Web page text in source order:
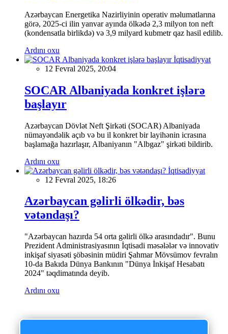
Azərbaycan Energetika Nazirliyinin operativ məlumatlarına
görə, 2025-ci ilin yanvar ayında ölkədə 2,3 milyon ton neft
(kondensatla birlikdə) və 3,9 milyard kubmetr qaz hasil edilib.
Ardını oxu
İqtisadiyyat
12 Fevral 2025, 20:04
SOCAR Albaniyada konkret işlərə
başlayır
Azərbaycan Dövlət Neft Şirkəti (SOCAR) Albaniyada
nümayəndəlik açıb və bu il konkret bir layihənin icrasına
başlamağa hazırlaşır, Albaniyanın "Albgaz" şirkəti bildirib.
Ardını oxu
İqtisadiyyat
12 Fevral 2025, 18:26
Azərbaycan gəlirli ölkədir, bəs
vətəndaşı?
"Azərbaycan hazırda 54 orta gəlirli ölkə arasındadır". Bunu
Prezident Administrasiyasının İqtisadi məsələlər və innovativ
inkişaf siyasəti şöbəsinin müdiri Şahmar Mövsümov fevralın
10-da Bakıda Dünya Bankının "Dünya İnkişaf Hesabatı
2024" təqdimatında deyib.
Ardını oxu